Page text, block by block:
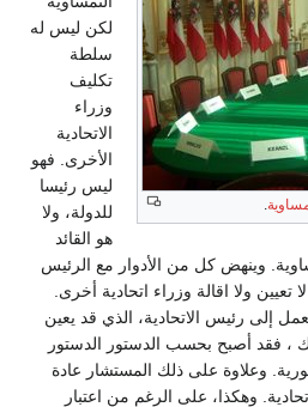
.
لكن ليس له
سلطة
تكليف
وزراء
الاتحادية
الأخرى. فهو
ليس رئيسا
للدولة، ولا
هو القائد
وينهض كل من الأدوار مع الرئيس
تعيين ولا اقالة وزراء اتحادية أخرى.
إلى رئيس الاتحادية، الذي قد يعين
، فقد أصبح بحسب الدستور الدستور
وعلاوة على ذلك المستشار عادة
وهكذا، على الرغم من اعتبار